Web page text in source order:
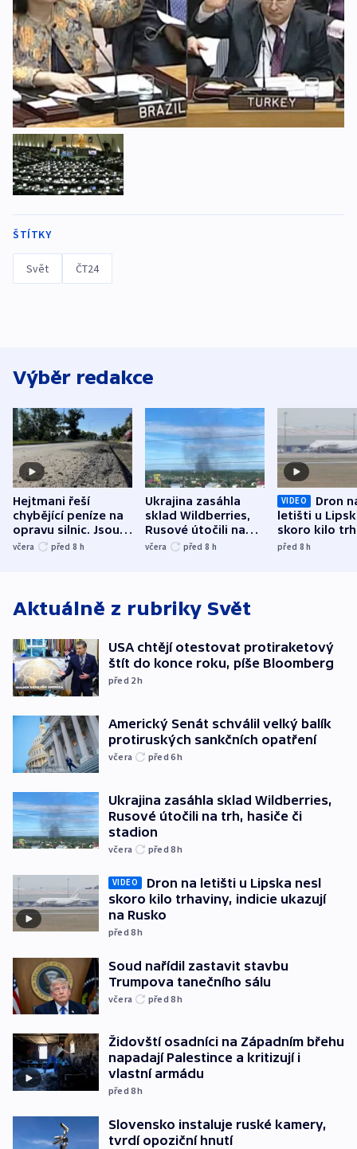
ŠTÍTKY
Svět ČT24
Výběr redakce
Hejtmani řeší
chybějící peníze na
opravu silnic. Jsou
nenárokové, namítá
včera před 8 h
Ukrajina zasáhla
sklad Wildberries,
Rusové útočili na
trh, hasiče či
včera před 8 h
VIDEO
Dron
letišti u
skoro kilo
indicie
před 8h
Aktuálně z rubriky Svět
USA chtějí otestovat protiraketový
štít do konce roku, píše Bloomberg
před 2h
Americký Senát schválil velký balík
protiruských sankčních opatření
včera před 6h
Ukrajina zasáhla sklad Wildberries,
Rusové útočili na trh, hasiče či
stadion
včera před 8h
VIDEO
Dron na letišti u Lipska nesl
skoro kilo trhaviny, indicie ukazují
na Rusko
před 8h
Soud nařídil zastavit stavbu
Trumpova tanečního sálu
včera před 8h
Židovští osadníci na Západním břehu
napadají Palestince a kritizují i
vlastní armádu
před 8h
Slovensko instaluje ruské kamery,
tvrdí opoziční hnutí